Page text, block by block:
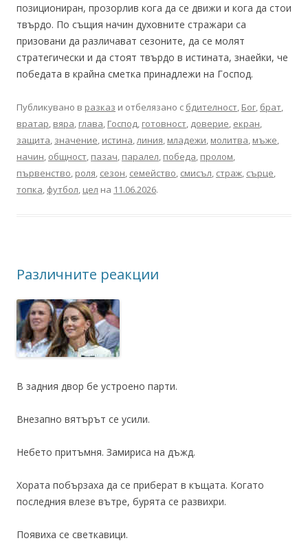
позициониран, прозорлив кога да се движи и кога да стои
твърдо. По същия начин духовните стражари са
призовани да различават сезоните, да се молят
стратегически и да стоят твърдо в истината, знаейки, че
победата в крайна сметка принадлежи на Господ.
Публикувано в разказ и отбелязано с бдителност Бог брат
вратар вяра глава Господ готовност доверие екран
защита значение истина линия младежи молитва мъже
начин общност пазач паралел победа пролом
първенство роля сезон семейство смисъл страж сърце
топка футбол цел на 11.06.2026.
Различните реакции
В задния двор бе устроено парти.
Внезапно вятърът се усили.
Небето притъмня. Замириса на дъжд.
Хората побързаха да се приберат в къщата. Когато
последния влезе вътре, бурята се развихри.
Появиха се светкавици.